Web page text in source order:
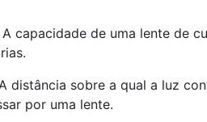
A capacidade de uma lente de
A distância sobre a qual a luz
por uma lente.